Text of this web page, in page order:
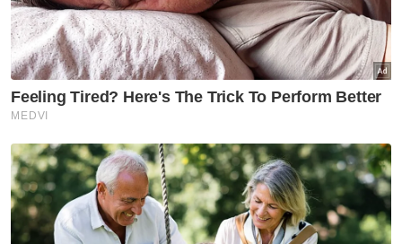
seorang daripada mereka maut semasa
dalam perjalanan ke hospital.
Seorang lagi pemandu kereta mewah itu,
iaitu remaja lelaki berusia 19 tahun ditahan
reman selama dua hari bermula hari ini bagi
membantu siasatan kes tersebut. -Bernama
Muat turun aplikasi Sinar Harian.Klik di sini!